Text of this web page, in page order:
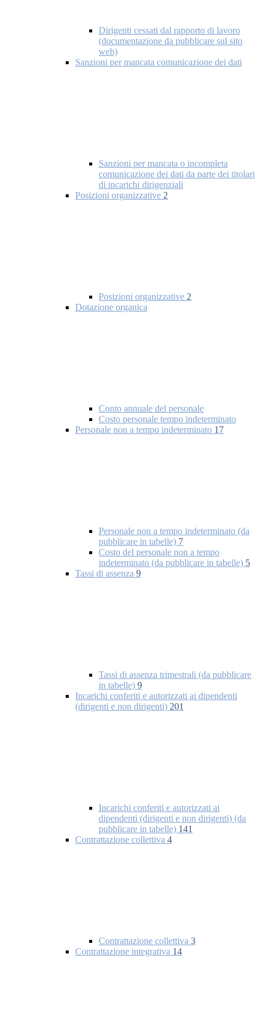
Dirigenti cessati dal rapporto di lavoro
(documentazione da pubblicare sul sito
web)
Sanzioni per mancata comunicazione dei dati
Sanzioni per mancata o incompleta
comunicazione dei dati da parte dei titolari
di incarichi dirigenziali
Posizioni organizzative 2
Posizioni organizzative 2
Dotazione organica
Conto annuale del personale
Costo personale tempo indeterminato
Personale non a tempo indeterminato 17
Personale non a tempo indeterminato (da
pubblicare in tabelle) 7
Costo del personale non a tempo
indeterminato (da pubblicare in tabelle) 5
Tassi di assenza 9
Tassi di assenza trimestrali (da pubblicare
in tabelle) 9
Incarichi conferiti e autorizzati ai dipendenti
(dirigenti e non dirigenti) 201
Incarichi conferiti e autorizzati ai
dipendenti (dirigenti e non dirigenti) (da
pubblicare in tabelle) 141
Contrattazione collettiva 4
Contrattazione collettiva 3
Contrattazione integrativa 14